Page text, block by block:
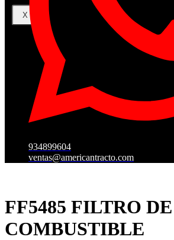
X
934899604
ventas@americantracto.com
FF5485 FILTRO DE
COMBUSTIBLE